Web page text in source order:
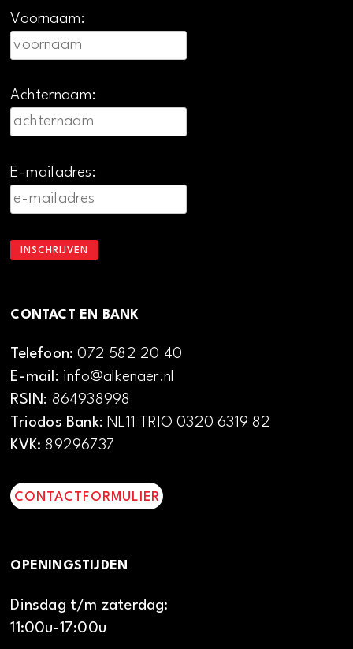
Voornaam:
Achternaam:
E-mailadres:
CONTACT EN BANK
Telefoon:072 582 20 40
E-mail: info@alkenaer.nl
RSIN: 864938998
Triodos Bank: NL11 TRIO 0320 6319 82
KVK: 89296737
CONTACTFORMULIER
OPENINGSTIJDEN
Dinsdag t/m zaterdag:
11:00u-17:00u